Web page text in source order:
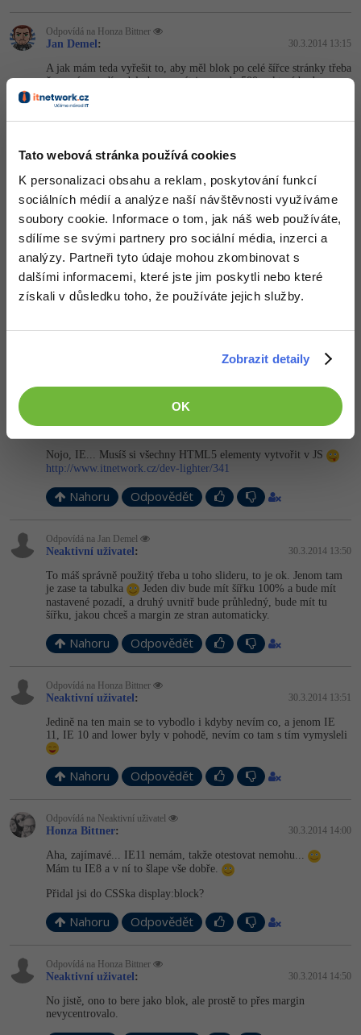
Tato webová stránka používá cookies
K personalizaci obsahu a reklam, poskytování funkcí
sociálních médií a analýze naší návštěvnosti využíváme
soubory cookie. Informace o tom, jak náš web používáte,
sdílíme se svými partnery pro sociální média, inzerci a
analýzy. Partneři tyto údaje mohou zkombinovat s
dalšími informacemi, které jste jim poskytli nebo které
získali v důsledku toho, že používáte jejich služby.
Zobrazit detaily
OK
Odpovídá na Honza Bittner
Jan Demel: 30.3.2014 13:15
A jak mám teda vyřešit to, aby měl blok po celé šířce stránky třeba
červené pozadí a dalo by se psát jenom do 500px které budou
uprostřed toho bloku ?
Nahoru Odpovědět
Honza Bittner: 30.3.2014 13:23
Pokud chceš mít celý ten blok jednou barvou/pozadím, tak
doporučuji použít HTML tag
<main> , který je pro toto určený.
Nahoru Odpovědět
Odpovídá na Honza Bittner
A ten zas silně nedoporučuju, protože IE 11ka mi ho odmítla
Nojo, IE... Musíš si všechny HTML5 elementy vytvořit v JS
http://www.itnetwork.cz/dev-lighter/341
Nahoru Odpovědět
Odpovídá na Jan Demel
Neaktivní uživatel : 30.3.2014 13:50
To máš správně použitý třeba u toho slideru, to je ok. Jenom tam
je zase ta tabulka
Jeden div bude mít šířku 100% a bude mít
nastavené pozadí, a druhý uvnitř bude průhledný, bude mít tu
šířku, jakou chceš a margin ze stran automaticky.
Nahoru Odpovědět
Odpovídá na Honza Bittner
Neaktivní uživatel: 30.3.2014 13:51
Jedině na ten main se to vybodlo i kdyby nevím co, a jenom IE
11, IE 10 and lower byly v pohodě, nevím co tam s tím vymysleli
Nahoru Odpovědět
Odpovídá na Neaktivní uživatel
Honza Bittner: 30.3.2014 14:00
Aha, zajímavé... IE11 nemám, takže otestovat nemohu...
Mám tu IE8 a v ní to šlape vše dobře.
Přidal jsi do CSSka display:block?
Nahoru Odpovědět
Odpovídá na Honza Bittner
Neaktivní uživatel: 30.3.2014 14:50
No jistě, ono to bere jako blok, ale prostě to přes margin
nevycentrovalo.